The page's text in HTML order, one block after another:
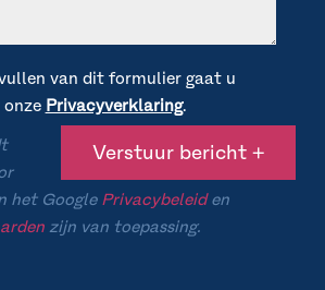
van dit formulier gaat u
Privacyverklaring.
het Google Privacybeleiden
zijn van toepassing.